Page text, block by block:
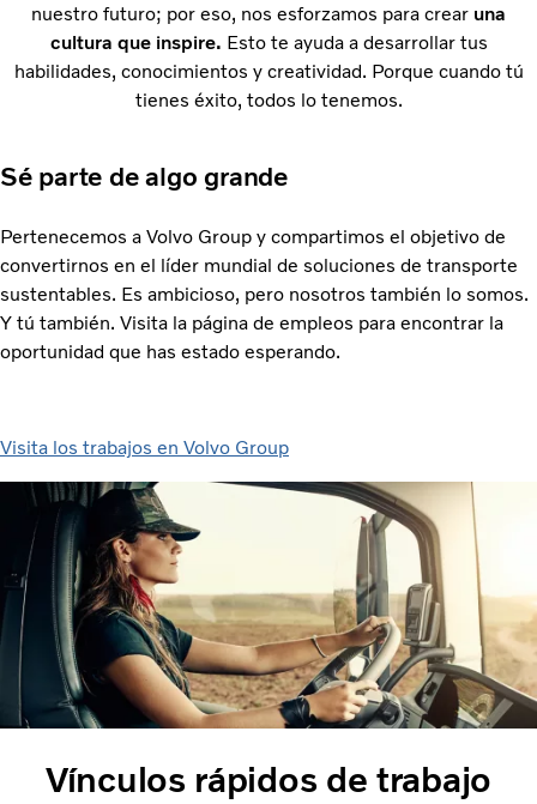
nuestro futuro; por eso, nos esforzamos para crear una
cultura que inspire. Esto te ayuda a desarrollar tus
habilidades, conocimientos y creatividad. Porque cuando tú
tienes éxito, todos lo tenemos.
Sé parte de algo grande
Pertenecemos a Volvo Group y compartimos el objetivo de
convertirnos en el líder mundial de soluciones de transporte
sustentables. Es ambicioso, pero nosotros también lo somos.
Y tú también. Visita la página de empleos para encontrar la
oportunidad que has estado esperando.
Visita los trabajos en Volvo Group
Vínculos rápidos de trabajo